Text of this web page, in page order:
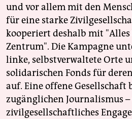
und vor allem mit den
für eine starke
kooperiert deshalb mit
Zentrum". Die Kampagne
linke, selbstverwaltete Orte
solidarischen Fonds für
auf. Eine offene
zugänglichen Journalismus
zivilgesellschaftliches